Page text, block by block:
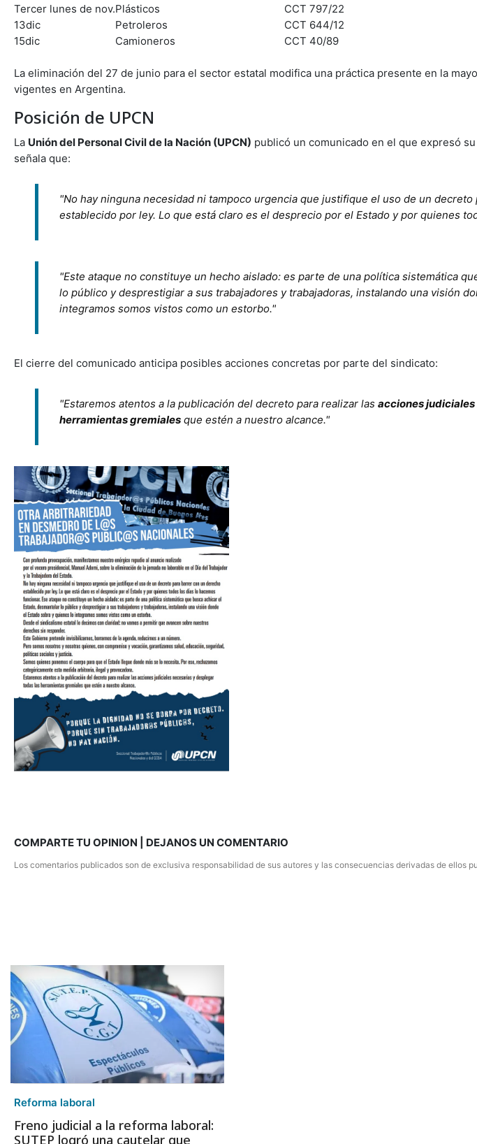
Tercer lunes de nov.Plásticos
CCT 797/22
13dic
Petroleros
CCT 644/12
15dic
Camioneros CCT 40/89
La eliminación del 27 de junio para el sector estatal modifica una práctica presente en la
vigentes en Argentina.
Posición de UPCN
La Unión del Personal Civil de la Nación (UPCN) publicó un comunicado en el que expresó
señala que:
"No hay ninguna necesidad ni tampoco urgencia que justifique el uso de un
establecido por ley. Lo que está claro es el desprecio por el Estado y por quienes
"Este ataque no constituye un hecho aislado: es parte de una política sistemática
lo público y desprestigiar a sus trabajadores y trabajadoras, instalando una visión
integramos somos vistos como un estorbo."
El cierre del comunicado anticipa posibles acciones concretas por parte del sindicato:
"Estaremos atentos a la publicación del decreto para realizar las acciones
herramientas gremiales que estén a nuestro alcance."
COMPARTE TU OPINION | DEJANOS UN COMENTARIO
Los comentarios publicados son de exclusiva responsabilidad de sus autores y las consecuencias derivadas de ellos
Reforma laboral
Freno judicial a la reforma laboral:
SUTEP logró una cautelar que